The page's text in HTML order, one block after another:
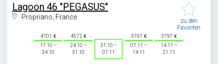
Lagoon 46 "PEGASUS"
Propriano, France
zu den
Favoriten
4701
17.10 –
24.10
4572
24.10 –
31.10
31.10 –
07.11
3797
07.11 –
14.11
3797
14.11 –
21.11